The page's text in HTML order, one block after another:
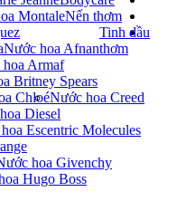
Montale
Nước hoa Afnan
Armaf
Britney Spears
ChloéNước hoa Creed
Diesel
Escentric Molecules
hoa Givenchy
Hugo Boss
Nến thơm
Tinh dầu
thơm